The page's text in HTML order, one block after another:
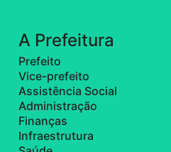
A Prefeitura
Prefeito
Vice-prefeito
Assistência Social
Administração
Finanças
Infraestrutura